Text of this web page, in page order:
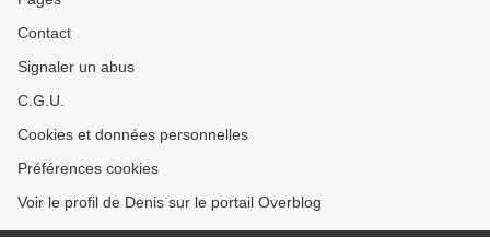
Contact
Signaler un abus
C.G.U.
Cookies et données personnelles
Préférences cookies
Voir le profil de Denis sur le portail Overblog